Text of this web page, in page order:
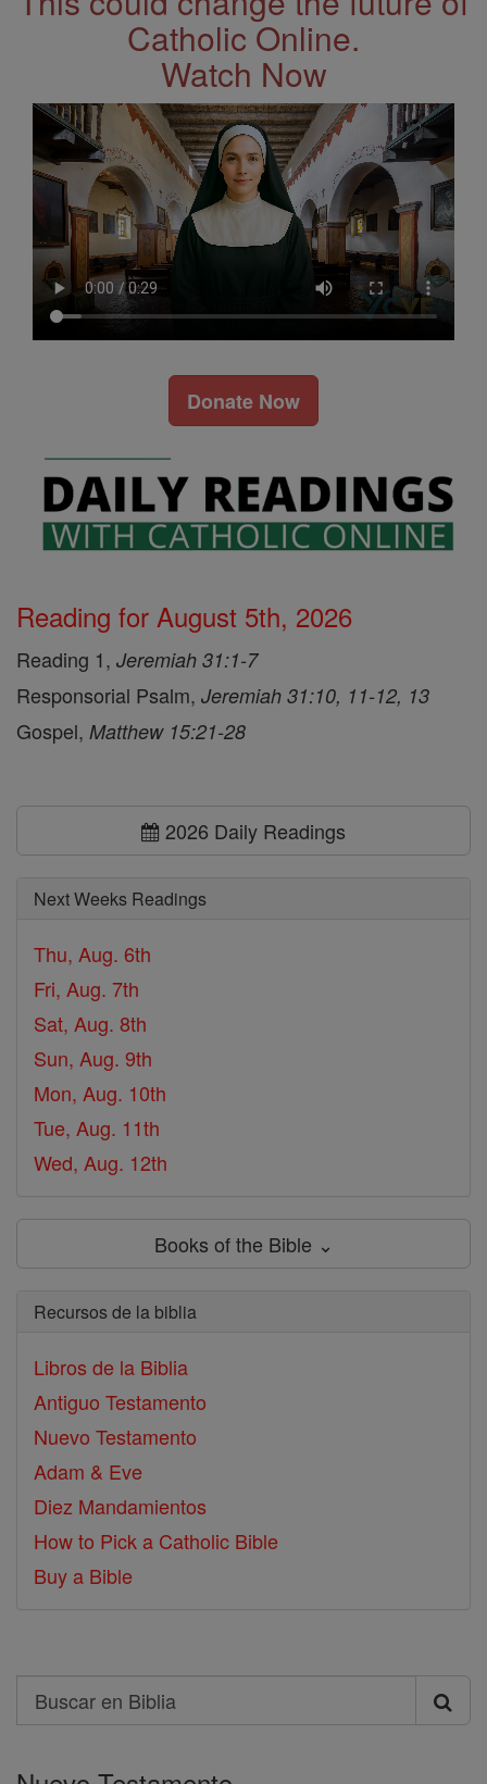
Catholic Online.
Watch Now
Donate Now
Reading for August 5th, 2026
Reading 1, Jeremiah 31:1-7
Responsorial Psalm, Jeremiah 31:10, 11-12, 13
Gospel, Matthew 15:21-28
2026 Daily Readings
Next Weeks Readings
Thu, Aug. 6th
Fri, Aug. 7th
Sat, Aug. 8th
Sun, Aug. 9th
Mon, Aug. 10th
Tue, Aug. 11th
Wed, Aug. 12th
Books of the Bible ⌄
Recursos de la biblia
Libros de la Biblia
Antiguo Testamento
Nuevo Testamento
Adam & Eve
Diez Mandamientos
How to Pick a Catholic Bible
Buy a Bible
Search
Buscar